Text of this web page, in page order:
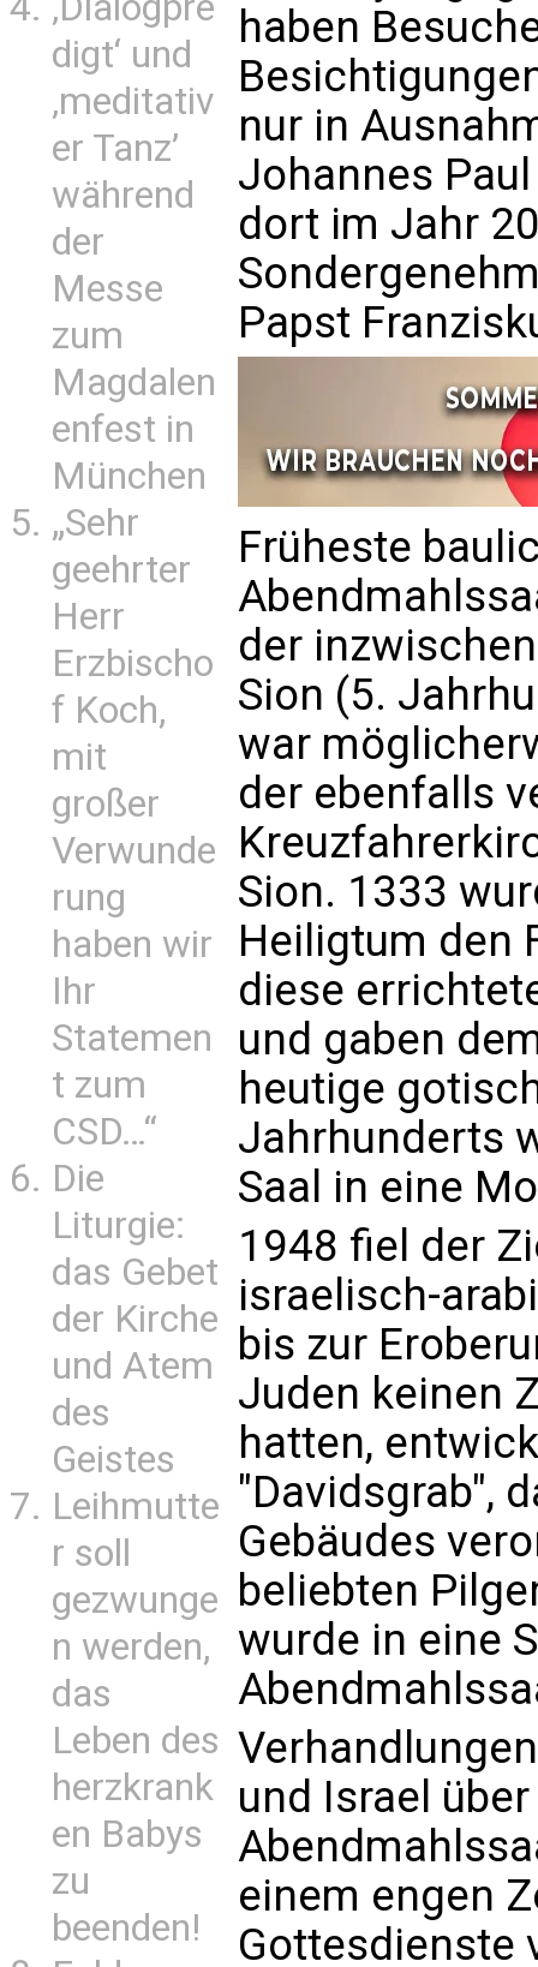
digt‘ und
‚meditativ
er Tanz’
während
der
Messe
zum
Magdalen
enfest in
München
„Sehr
geehrter
Herr
Erzbischo
f Koch,
mit
großer
Verwunde
rung
haben wir
Ihr
Statemen
t zum
CSD…“
Die
Liturgie:
das Gebet
der Kirche
und Atem
des
Geistes
Leihmutte
r soll
gezwunge
n werden,
das
Leben des
herzkrank
en Babys
zu
beenden!
haben
nur in
Johannes
dort im Jahr
Papst
Früheste
der
Sion (5.
war
der ebenfalls
Sion. 1333
Heiligtum den
diese
und gaben
heutige
Jahrhunderts
Saal in eine
1948 fiel der
israelisch-
bis zur
Juden keinen
hatten,
"Davidsgrab",
Gebäudes
beliebten
wurde in eine
und Israel
einem engen
Gottesdienste